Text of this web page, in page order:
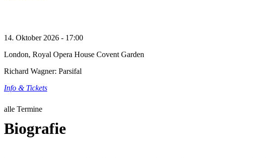
14. Oktober 2026 - 17:00
London, Royal Opera House Covent Garden
Richard Wagner: Parsifal
Info & Tickets
alle Termine
Biografie